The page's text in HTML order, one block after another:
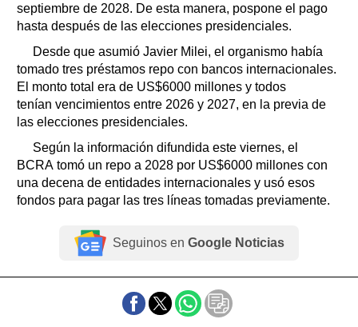
septiembre de 2028. De esta manera, pospone el pago
hasta después de las elecciones presidenciales.
Desde que asumió Javier Milei, el organismo había
tomado tres préstamos repo con bancos internacionales.
El monto total era de US$6000 millones y todos
tenían vencimientos entre 2026 y 2027, en la previa de
las elecciones presidenciales.
Según la información difundida este viernes, el
BCRA tomó un repo a 2028 por US$6000 millones con
una decena de entidades internacionales y usó esos
fondos para pagar las tres líneas tomadas previamente.
Seguinos en Google Noticias